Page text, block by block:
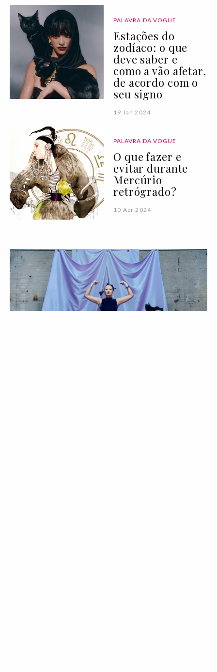
PALAVRA DA VOGUE
Estações do
zodíaco: o que
deve saber e
como a vão afetar,
de acordo com o
seu signo
19 Jan 2024
PALAVRA DA VOGUE
O que fazer e
evitar durante
Mercúrio
retrógrado?
10 Apr 2024